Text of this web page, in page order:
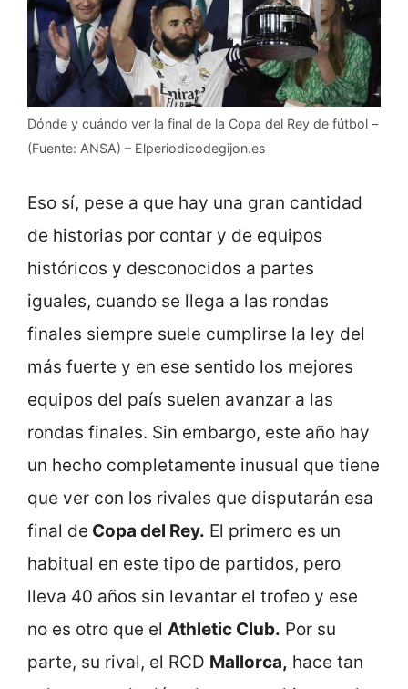
Dónde y cuándo ver la final de la Copa del Rey de fútbol –
(Fuente: ANSA) – Elperiodicodegijon.es
Eso sí, pese a que hay una gran cantidad
de historias por contar y de equipos
históricos y desconocidos a partes
iguales, cuando se llega a las rondas
finales siempre suele cumplirse la ley del
más fuerte y en ese sentido los mejores
equipos del país suelen avanzar a las
rondas finales. Sin embargo, este año hay
un hecho completamente inusual que tiene
que ver con los rivales que disputarán esa
final de Copa del Rey. El primero es un
habitual en este tipo de partidos, pero
lleva 40 años sin levantar el trofeo y ese
no es otro que el Athletic Club. Por su
parte, su rival, el RCD Mallorca, hace tan